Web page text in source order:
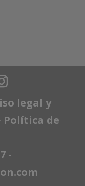
legal y
Política de
-